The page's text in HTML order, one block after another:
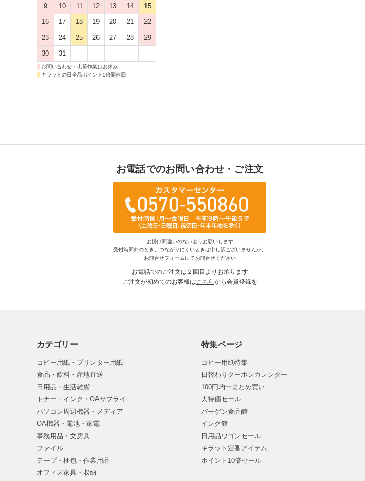
9 10 11 12 13 14 15
16 17 18 19 20 21 22
23 24 25 26 27 28 29
30 31
お問い合わせ・出荷作業はお休み
キラットの日全品ポイント5倍開催日
お電話でのお問い合わせ・ご注文
お掛け間違いのないようお願いします
受付時間外のとき、つながりにくいときは申し訳ございませんが、
お問合せフォームにてお問合せください
お電話でのご注文は２回目よりお承ります
ご注文が初めてのお客様はこちらから会員登録を
カテゴリー
コピー用紙・プリンター用紙
食品・飲料・産地直送
日用品・生活雑貨
トナー・インク・OAサプライ
パソコン周辺機器・メディア
OA機器・電池・家電
事務用品・文房具
ファイル
テープ・梱包・作業用品
オフィス家具・収納
特集ページ
コピー用紙特集
日替わりクーポンカレンダー
100円均一まとめ買い
大特価セール
バーゲン食品館
インク館
日用品ワゴンセール
キラット定番アイテム
ポイント10倍セール